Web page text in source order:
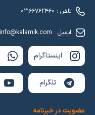
تلفن : 02166762460
ایمیل : info@kalamik.com
اینستاگرام
تلگرام
عضویت در خبرنامه